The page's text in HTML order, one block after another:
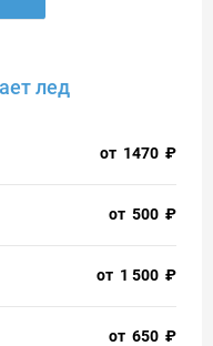
лед
от 1470 ₽
от 500 ₽
от 1 500 ₽
от 650 ₽